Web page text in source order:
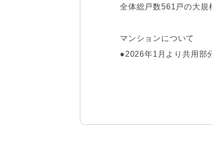
全体総戸数561戸の大規
マンションについて
●2026年1月より共用部
●安心感のあるオートロ
●不在時にも荷物が受